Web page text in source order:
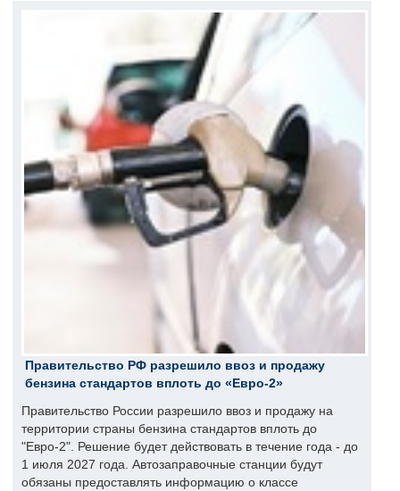
Правительство РФ разрешило ввоз и продажу
бензина стандартов вплоть до «Евро-2»
Правительство России разрешило ввоз и продажу на
территории страны бензина стандартов вплоть до
"Евро-2". Решение будет действовать в течение года - до
1 июля 2027 года. Автозаправочные станции будут
обязаны предоставлять информацию о классе